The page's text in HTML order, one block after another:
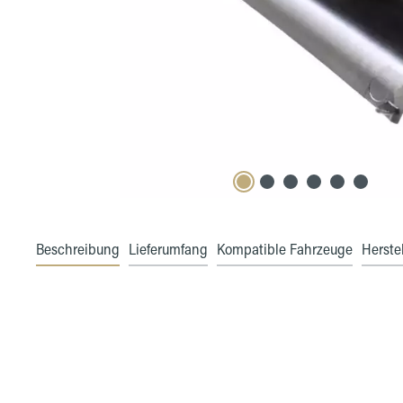
Beschreibung Lieferumfang Kompatible Fahrzeuge